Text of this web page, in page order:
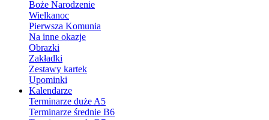
Boże Narodzenie
Wielkanoc
Pierwsza Komunia
Na inne okazje
Obrazki
Zakładki
Zestawy kartek
Upominki
Kalendarze
Terminarze duże A5
Terminarze średnie B6